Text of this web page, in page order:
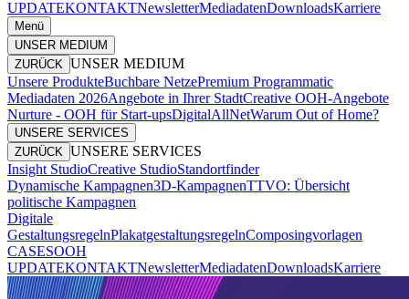
UPDATEKONTAKTNewsletterMediadatenDownloadsKarriere
Menü
UNSER MEDIUM
ZURÜCK UNSER MEDIUM
Unsere ProdukteBuchbare NetzePremium Programmatic
Mediadaten 2026Angebote in Ihrer StadtCreative OOH-Angebote
Nurture - OOH für Start-upsDigitalAllNetWarum Out of Home?
UNSERE SERVICES
ZURÜCK UNSERE SERVICES
Insight StudioCreative StudioStandortfinder
Dynamische Kampagnen3D-KampagnenTTVO: Übersicht
politische Kampagnen
Digitale
GestaltungsregelnPlakatgestaltungsregelnComposingvorlagen
CASESOOH
UPDATEKONTAKTNewsletterMediadatenDownloadsKarriere